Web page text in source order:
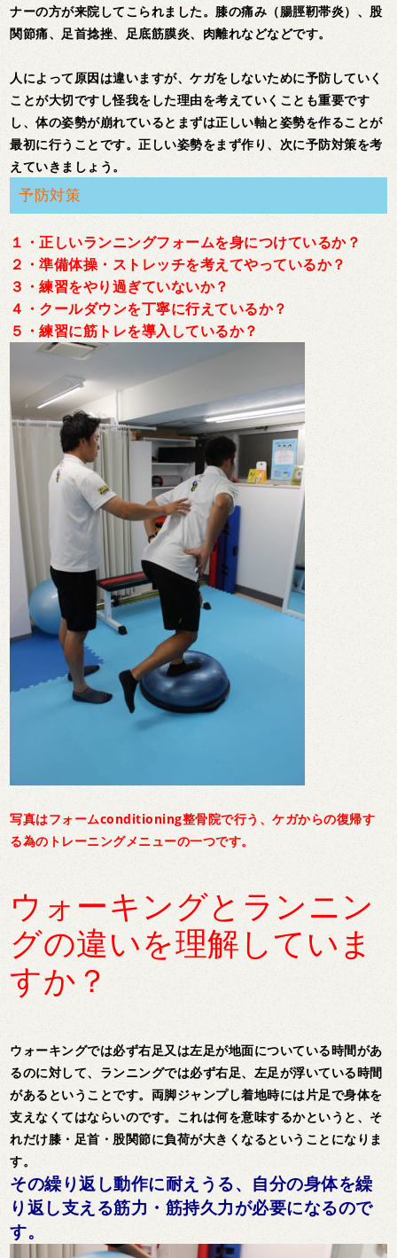
ナーの方が来院してこられました。膝の痛み（腸脛靭帯炎）、股
関節痛、足首捻挫、足底筋膜炎、肉離れなどなどです。
人によって原因は違いますが、ケガをしないために予防していく
ことが大切ですし怪我をした理由を考えていくことも重要です
し、体の姿勢が崩れているとまずは正しい軸と姿勢を作ることが
最初に行うことです。正しい姿勢をまず作り、次に予防対策を考
えていきましょう。
予防対策
１・正しいランニングフォームを身につけているか？
２・準備体操・ストレッチを考えてやっているか？
３・練習をやり過ぎていないか？
４・クールダウンを丁寧に行えているか？
５・練習に筋トレを導入しているか？
写真はフォームconditioning整骨院で行う、ケガからの復帰す
る為のトレーニングメニューの一つです。
ウォーキングとランニン
グの違いを理解していま
すか？
ウォーキングでは必ず右足又は左足が地面についている時間があ
るのに対して、ランニングでは必ず右足、左足が浮いている時間
があるということです。両脚ジャンプし着地時には片足で身体を
支えなくてはならいのです。これは何を意味するかというと、そ
れだけ膝・足首・股関節に負荷が大きくなるということになりま
す。
その繰り返し動作に耐えうる、自分の身体を繰
り返し支える筋力・筋持久力が必要になるので
す。